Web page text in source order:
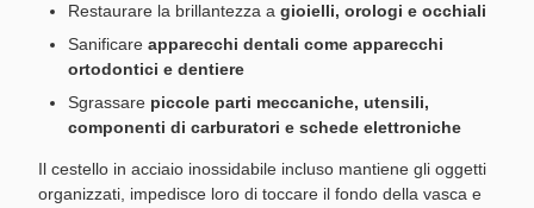
Restaurare la brillantezza a gioielli, orologi e occhiali
Sanificare apparecchi dentali come apparecchi
ortodontici e dentiere
Sgrassare piccole parti meccaniche, utensili,
componenti di carburatori e schede elettroniche
Il cestello in acciaio inossidabile incluso mantiene gli oggetti
organizzati, impedisce loro di toccare il fondo della vasca e